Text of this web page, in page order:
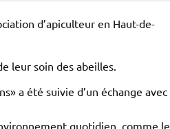
d’apiculteur en Haut-de-
leur soin des abeilles.
a été suivie d’un échange avec
quotidien, comme le